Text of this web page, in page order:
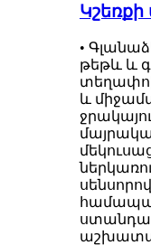
•
թեթև և
և